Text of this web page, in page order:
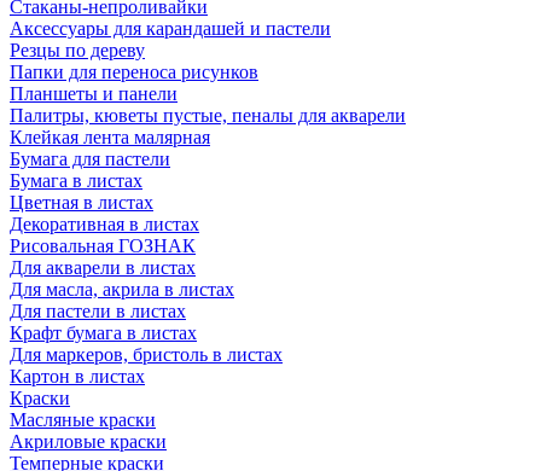
Стаканы-непроливайки
Аксессуары для карандашей и пастели
Резцы по дереву
Папки для переноса рисунков
Планшеты и панели
Палитры, кюветы пустые, пеналы для акварели
Клейкая лента малярная
Бумага для пастели
Бумага в листах
Цветная в листах
Декоративная в листах
Рисовальная ГОЗНАК
Для акварели в листах
Для масла, акрила в листах
Для пастели в листах
Крафт бумага в листах
Для маркеров, бристоль в листах
Картон в листах
Краски
Масляные краски
Акриловые краски
Темперные краски